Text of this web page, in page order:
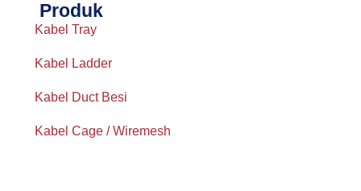
Produk
Kabel Tray
Kabel Ladder
Kabel Duct Besi
Kabel Cage / Wiremesh